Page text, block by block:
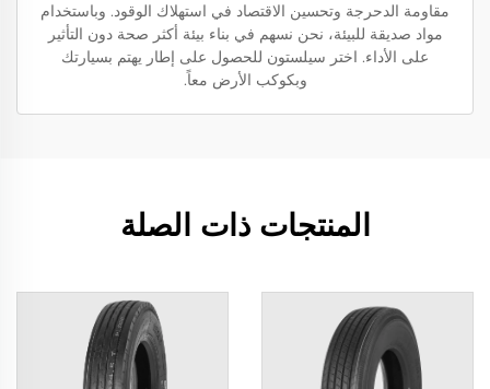
مقاومة الدحرجة وتحسين الاقتصاد في استهلاك الوقود. وباستخدام
مواد صديقة للبيئة، نحن نسهم في بناء بيئة أكثر صحة دون التأثير
على الأداء. اختر سيلستون للحصول على إطار يهتم بسيارتك
وبكوكب الأرض معاً.
المنتجات ذات الصلة